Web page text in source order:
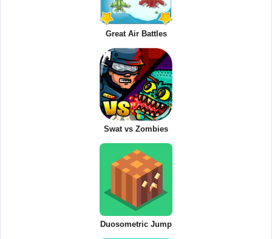
Great Air Battles
Swat vs Zombies
Duosometric Jump